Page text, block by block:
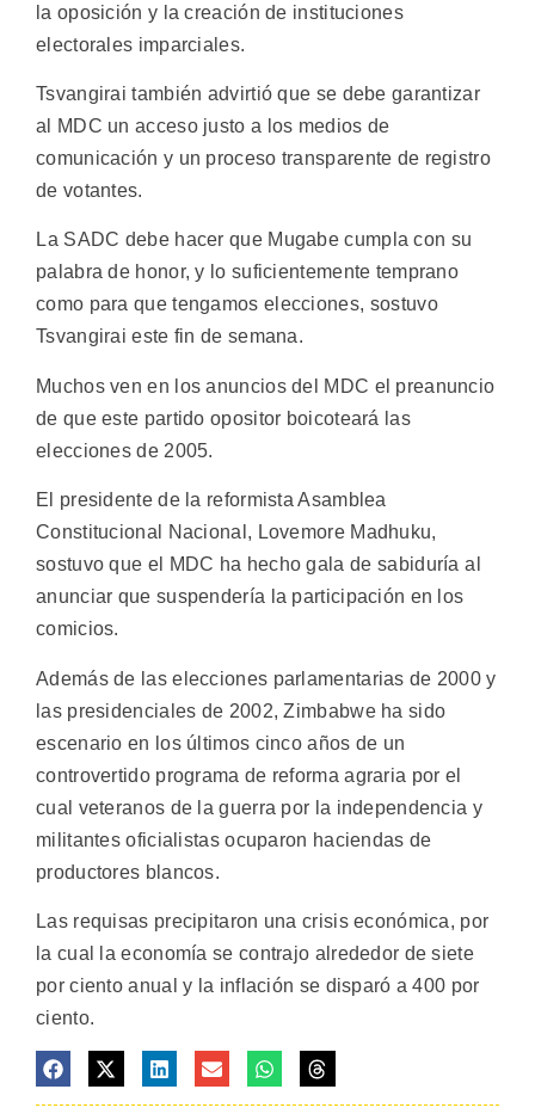
la oposición y la creación de instituciones
electorales imparciales.
Tsvangirai también advirtió que se debe garantizar
al MDC un acceso justo a los medios de
comunicación y un proceso transparente de registro
de votantes.
La SADC debe hacer que Mugabe cumpla con su
palabra de honor, y lo suficientemente temprano
como para que tengamos elecciones, sostuvo
Tsvangirai este fin de semana.
Muchos ven en los anuncios del MDC el preanuncio
de que este partido opositor boicoteará las
elecciones de 2005.
El presidente de la reformista Asamblea
Constitucional Nacional, Lovemore Madhuku,
sostuvo que el MDC ha hecho gala de sabiduría al
anunciar que suspendería la participación en los
comicios.
Además de las elecciones parlamentarias de 2000 y
las presidenciales de 2002, Zimbabwe ha sido
escenario en los últimos cinco años de un
controvertido programa de reforma agraria por el
cual veteranos de la guerra por la independencia y
militantes oficialistas ocuparon haciendas de
productores blancos.
Las requisas precipitaron una crisis económica, por
la cual la economía se contrajo alrededor de siete
por ciento anual y la inflación se disparó a 400 por
ciento.